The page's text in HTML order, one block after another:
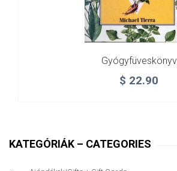
Gyógyfüveskönyv
$ 22.90
KATEGÓRIÁK – CATEGORIES